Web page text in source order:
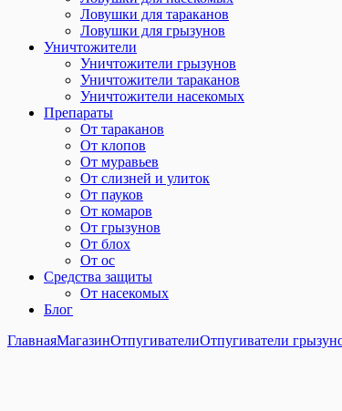
Ловушки для тараканов
Ловушки для грызунов
Уничтожители
Уничтожители грызунов
Уничтожители тараканов
Уничтожители насекомых
Препараты
От тараканов
От клопов
От муравьев
От слизней и улиток
От пауков
От комаров
От грызунов
От блох
От ос
Средства защиты
От насекомых
Блог
ГлавнаяМагазинОтпугивателиОтпугиватели